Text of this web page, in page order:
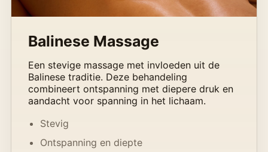
Balinese Massage
Een stevige massage met invloeden uit de
Balinese traditie. Deze behandeling
combineert ontspanning met diepere druk en
aandacht voor spanning in het lichaam.
Stevig
Ontspanning en diepte